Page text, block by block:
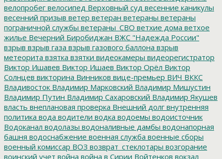
велопробег велосипед Верховный суд весенние каникулы
весенний призыв ветер ветеран ветераны ветераны
пограничной службы ветераны_СВО ветхие дома ветхое
жилье Вечерний Биробиджан ВЖС "Надежда России"
взрыв взрыв газа взрыв газового баллона взрыв
метеорита взятка взятки видеокамеры видеорегистратор
Виктор Ишавев Виктор Ишаев Виктор Орёл Виктор
Солнцев викторина Винников вице-премьер ВИЧ ВККС
Владивосток Владимир Марковский Владимир Мишустин
Владимир Путин Владимир Сахаровский Владимир Якушев
власть внеплановая проверка Внешний долг внутренняя
политика вода водители водка водоемы водоисточник
Водоканал водолазы водоналивные дамбы водонапорная
башня водоснабжение военная служба военные сборы
военный комиссар ВОЗ возврат_стеклотары возгорание
воинский учет война война в Сирии Войтенков вокзал